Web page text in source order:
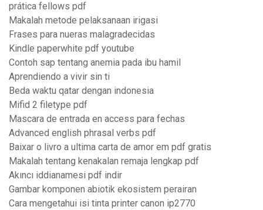
prática fellows pdf
Makalah metode pelaksanaan irigasi
Frases para nueras malagradecidas
Kindle paperwhite pdf youtube
Contoh sap tentang anemia pada ibu hamil
Aprendiendo a vivir sin ti
Beda waktu qatar dengan indonesia
Mifid 2 filetype pdf
Mascara de entrada en access para fechas
Advanced english phrasal verbs pdf
Baixar o livro a ultima carta de amor em pdf gratis
Makalah tentang kenakalan remaja lengkap pdf
Akıncı iddianamesi pdf indir
Gambar komponen abiotik ekosistem perairan
Cara mengetahui isi tinta printer canon ip2770